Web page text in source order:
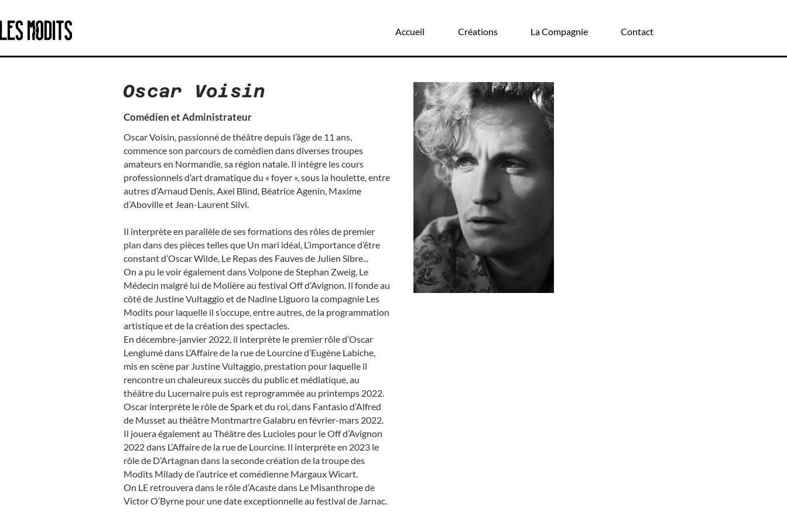
Accueil Créations La Compagnie Contact
Oscar Voisin
Comédien et Administrateur
Oscar Voisin, passionné de théâtre depuis l’âge de 11 ans,
commence son parcours de comédien dans diverses troupes
amateurs en Normandie, sa région natale. Il intègre les cours
professionnels d’art dramatique du « foyer », sous la houlette, entre
autres d’Arnaud Denis, Axel Blind, Béatrice Agenin, Maxime
d’Aboville et Jean-Laurent Silvi.
Il interprète en parallèle de ses formations des rôles de premier
plan dans des pièces telles que Un mari idéal, L’importance d’être
constant d’Oscar Wilde, Le Repas des Fauves de Julien Sibre...
On a pu le voir également dans Volpone de Stephan Zweig, Le
Médecin malgré lui de Molière au festival Off d’Avignon. Il fonde au
côté de Justine Vultaggio et de Nadine Liguoro la compagnie Les
Modits pour laquelle il s’occupe, entre autres, de la programmation
artistique et de la création des spectacles.
En décembre-janvier 2022, il interprète le premier rôle d’Oscar
Lenglumé dans L’Affaire de la rue de Lourcine d’Eugène Labiche,
mis en scène par Justine Vultaggio, prestation pour laquelle il
rencontre un chaleureux succès du public et médiatique, au
théâtre du Lucernaire puis est reprogrammée au printemps 2022.
Oscar interprète le rôle de Spark et du roi, dans Fantasio d’Alfred
de Musset au théâtre Montmartre Galabru en février-mars 2022.
Il jouera également au Théâtre des Lucioles pour le Off d’Avignon
2022 dans L’Affaire de la rue de Lourcine. Il interprète en 2023 le
rôle de D’Artagnan dans la seconde création de la troupe des
Modits Milady de l’autrice et comédienne Margaux Wicart.
On LE retrouvera dans le rôle d’Acaste dans Le Misanthrope de
Victor O’Byrne pour une date exceptionnelle au festival de Jarnac.